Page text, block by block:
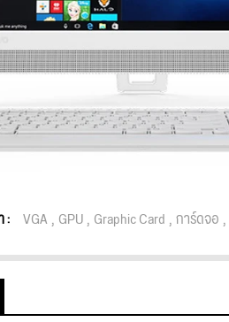
: VGA GPU Graphic Card การ์ดจอ